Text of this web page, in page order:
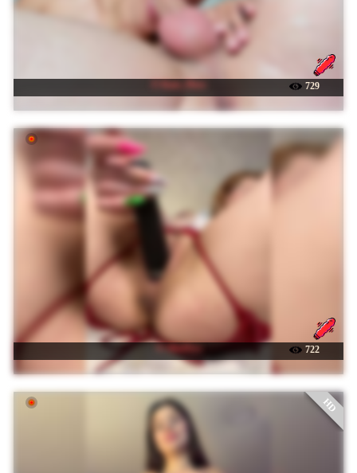
☉ Kate_Pirse 729
☉ MiaDiva 722
HD